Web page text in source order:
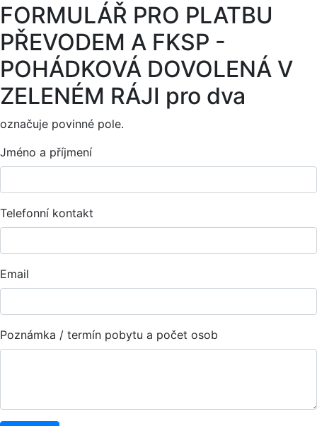
FORMULÁŘ PRO PLATBU
PŘEVODEM A FKSP -
POHÁDKOVÁ DOVOLENÁ V
ZELENÉM RÁJI pro dva
označuje povinné pole.
Jméno a příjmení
Telefonní kontakt
Email
Poznámka / termín pobytu a počet osob